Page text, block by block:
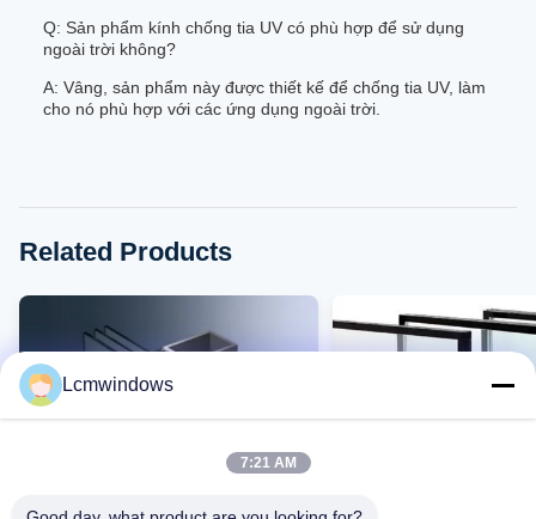
Q: Sản phẩm kính chống tia UV có phù hợp để sử dụng
ngoài trời không?
A: Vâng, sản phẩm này được thiết kế để chống tia UV, làm
cho nó phù hợp với các ứng dụng ngoài trời.
Related Products
Lcmwindows
7:21 AM